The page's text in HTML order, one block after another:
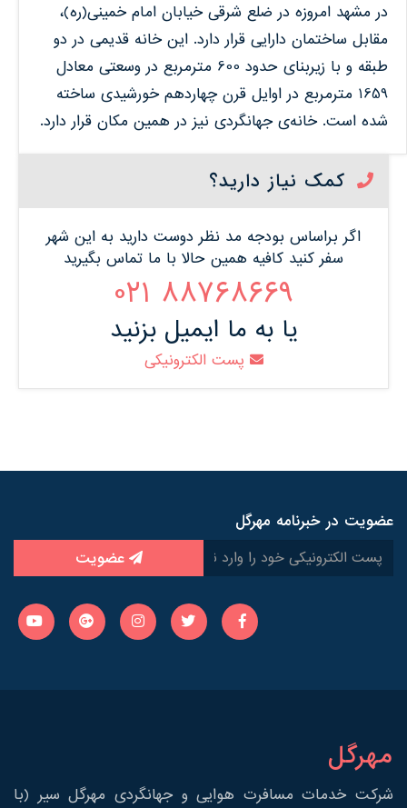
در مشهد امروزه در ضلع شرقی خیابان امام خمینی(ره)،
مقابل ساختمان دارایی قرار دارد. این خانه قدیمی در دو
طبقه و با زیربنای حدود 600 مترمربع در وسعتی معادل
1659 مترمربع در اوایل قرن چهاردهم خورشیدی ساخته
شده است. خانه‌ی جهانگردی نیز در همین مکان قرار دارد.
کمک نیاز دارید؟
اگر براساس بودجه مد نظر دوست دارید به این شهر
سفر کنید کافیه همین حالا با ما تماس بگیرید
88768669 021
یا به ما ایمیل بزنید
پست الکترونیکی
عضویت در خبرنامه مهرگل
عضویت
مهرگل
شرکت خدمات مسافرت هوایی و جهانگردی مهرگل سیر (با